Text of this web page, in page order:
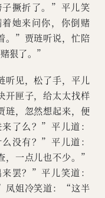
子撅折了。”平儿笑
她来问你，你倒赌
。”贾琏听说，忙陪
狠了。”
听见，松了手，平儿
开匣子，给太太找样
琏，忽然想起来，便
了么？”平儿道：
没有？”平儿道：
，一点儿也不少。”
罢？”平儿笑道：
凤姐冷笑道：“这半